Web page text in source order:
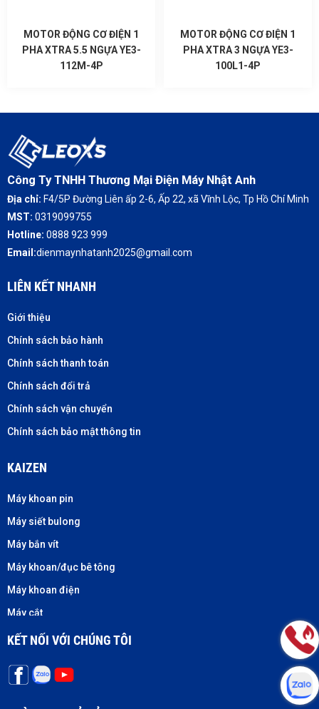
MOTOR ĐỘNG CƠ ĐIỆN 1
PHA XTRA 5.5 NGỰA YE3-
112M-4P
MOTOR ĐỘNG CƠ ĐIỆN 1
PHA XTRA 3 NGỰA YE3-
100L1-4P
Công Ty TNHH Thương Mại Điện Máy Nhật Anh
Địa chỉ: F4/5P Đường Liên ấp 2-6, Ấp 22, xã Vĩnh Lộc, Tp Hồ Chí Minh
MST: 0319099755
Hotline: 0888 923 999
Email:dienmaynhatanh2025@gmail.com
LIÊN KẾT NHANH
Giới thiệu
Chính sách bảo hành
Chính sách thanh toán
Chính sách đổi trả
Chính sách vận chuyển
Chính sách bảo mật thông tin
KAIZEN
Máy khoan pin
Máy siết bulong
Máy bắn vít
Máy khoan/đục bê tông
Máy khoan điện
Máy cắt
Máy cưa
Máy nháp
Máy bào
KẾT NỐI VỚI CHÚNG TÔI